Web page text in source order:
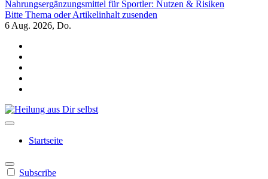
Nahrungsergänzungsmittel für Sportler: Nutzen & Risiken
Bitte Thema oder Artikelinhalt zusenden
6 Aug. 2026, Do.
Startseite
Subscribe